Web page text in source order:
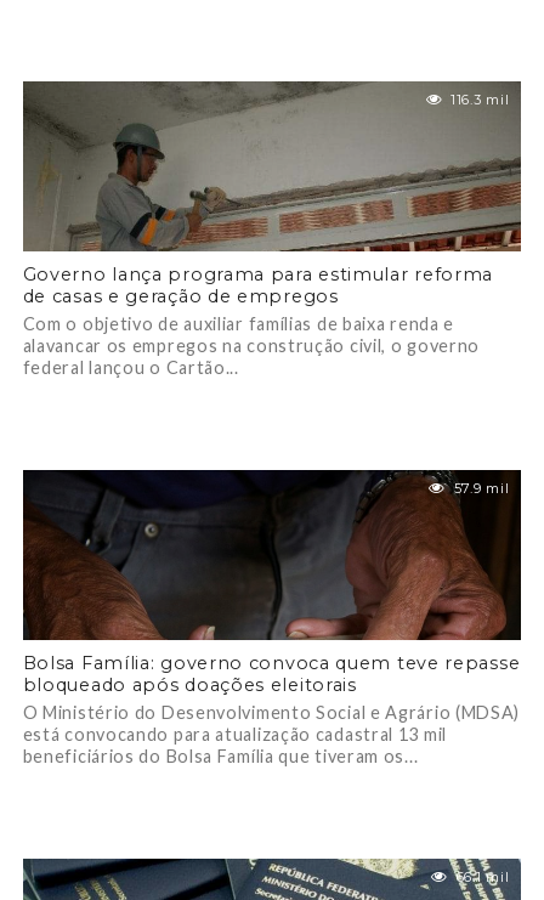
116.3 mil
Governo lança programa para estimular reforma
de casas e geração de empregos
Com o objetivo de auxiliar famílias de baixa renda e
alavancar os empregos na construção civil, o governo
federal lançou o Cartão...
57.9 mil
Bolsa Família: governo convoca quem teve repasse
bloqueado após doações eleitorais
O Ministério do Desenvolvimento Social e Agrário (MDSA)
está convocando para atualização cadastral 13 mil
beneficiários do Bolsa Família que tiveram os...
66.1 mil